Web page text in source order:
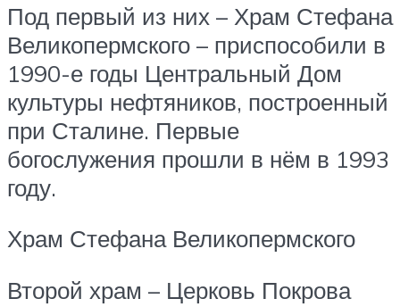
Под первый из них – Храм Стефана
Великопермского – приспособили в
1990-е годы Центральный Дом
культуры нефтяников, построенный
при Сталине. Первые
богослужения прошли в нём в 1993
году.
Храм Стефана Великопермского
Второй храм – Церковь Покрова